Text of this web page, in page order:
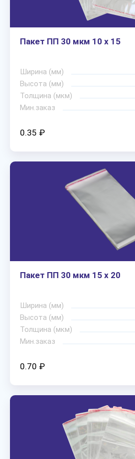
Пакет ПП 30 мкм 10 х 15
Ширина (мм)
Высота (мм)
Толщина (мкм)
Мин.заказ
0.35 ₽
Пакет ПП 30 мкм 15 х 20
Ширина (мм)
Высота (мм)
Толщина (мкм)
Мин.заказ
0.70 ₽